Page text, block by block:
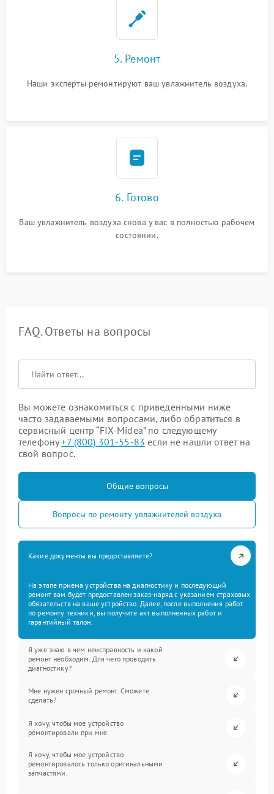
5. Ремонт
Наши эксперты ремонтируют ваш увлажнитель воздуха.
6. Готово
Ваш увлажнитель воздуха снова у вас в полностью рабочем
состоянии.
FAQ. Ответы на вопросы
Вы можете ознакомиться с приведенными ниже
часто задаваемыми вопросами, либо обратиться в
сервисный центр “FIX-Midea” по следующему
телефону+7 (800) 301-55-83 если не нашли ответ на
свой вопрос.
Общие вопросы
Вопросы по ремонту увлажнителей воздуха
Какие документы вы предоставляете?
На этапе приема устройства на диагностику и последующий
ремонт вам будет предоставлен заказ-наряд с указанием страховых
обязательств на ваше устройство. Далее, после выполнения работ
по ремонту техники, вы получите акт выполненных работ и
гарантийный талон.
Я уже знаю в чем неисправность и какой
ремонт необходим. Для чего проводить
диагностику?
Мне нужен срочный ремонт. Сможете
сделать?
Я хочу, чтобы мое устройство
ремонтировали при мне.
Я хочу, чтобы мое устройство
ремонтировалось только оригинальными
запчастями.